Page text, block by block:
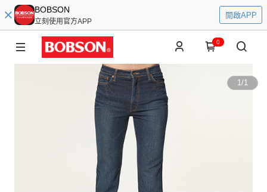
BOBSON
立刻使用官方APP
開啟APP
0
1/1